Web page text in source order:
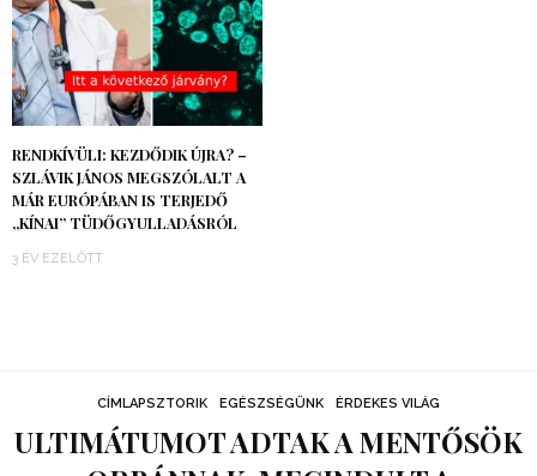
RENDKÍVÜLI: KEZDŐDIK ÚJRA? –
SZLÁVIK JÁNOS MEGSZÓLALT A
MÁR EURÓPÁBAN IS TERJEDŐ
„KÍNAI” TÜDŐGYULLADÁSRÓL
3 ÉV EZELŐTT
CÍMLAPSZTORIK EGÉSZSÉGÜNK ÉRDEKES VILÁG
ULTIMÁTUMOT ADTAK A MENTŐSÖK